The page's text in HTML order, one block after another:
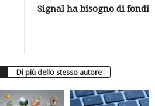
Signal ha bisogno di fondi
Di più dello stesso autore